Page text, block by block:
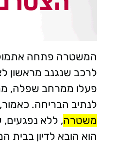
פעלו ממרחב שפלה,
לנתיב הבריחה.
משטרה
הוא הובא לדיון